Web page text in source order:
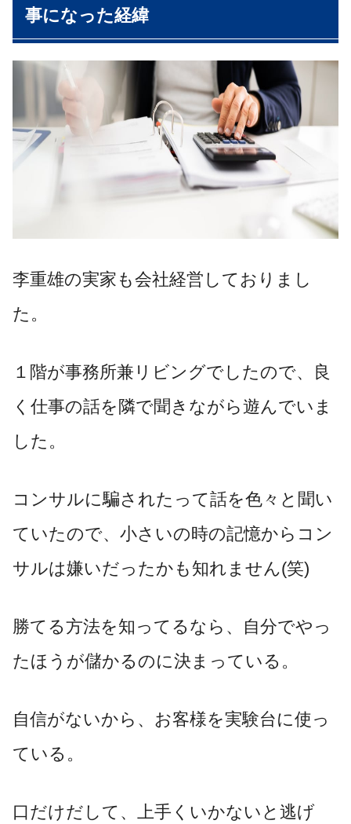
事になった経緯
李重雄の実家も会社経営しておりまし
た。
１階が事務所兼リビングでしたので、良
く仕事の話を隣で聞きながら遊んでいま
した。
コンサルに騙されたって話を色々と聞い
ていたので、小さいの時の記憶からコン
サルは嫌いだったかも知れません(笑)
勝てる方法を知ってるなら、自分でやっ
たほうが儲かるのに決まっている。
自信がないから、お客様を実験台に使っ
ている。
口だけだして、上手くいかないと逃げ